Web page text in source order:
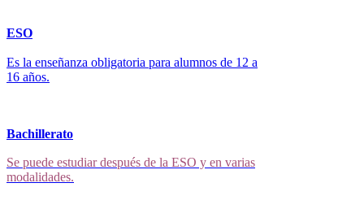
ESO
Es la enseñanza obligatoria para alumnos de 12 a
16 años.
Bachillerato
Se puede estudiar después de la ESO y en varias
modalidades.